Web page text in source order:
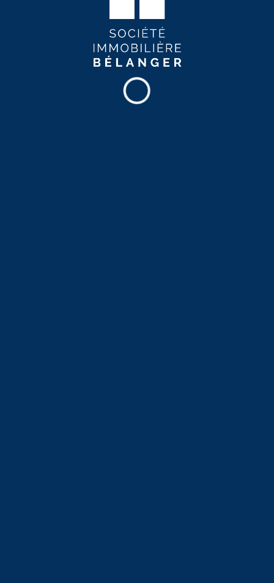
Rechercher un appartement à louer